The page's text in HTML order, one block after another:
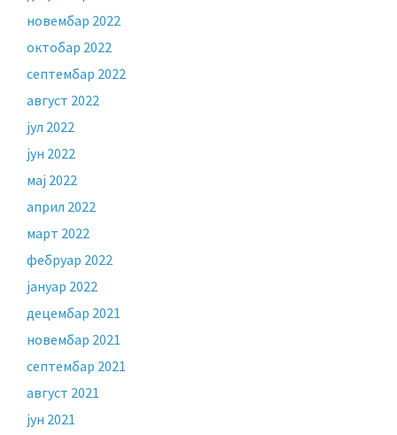
новембар 2022
октобар 2022
септембар 2022
август 2022
јул 2022
јун 2022
мај 2022
април 2022
март 2022
фебруар 2022
јануар 2022
децембар 2021
новембар 2021
септембар 2021
август 2021
јун 2021